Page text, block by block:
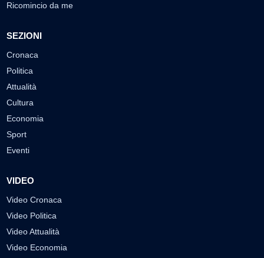
Ricomincio da me
SEZIONI
Cronaca
Politica
Attualità
Cultura
Economia
Sport
Eventi
VIDEO
Video Cronaca
Video Politica
Video Attualità
Video Economia